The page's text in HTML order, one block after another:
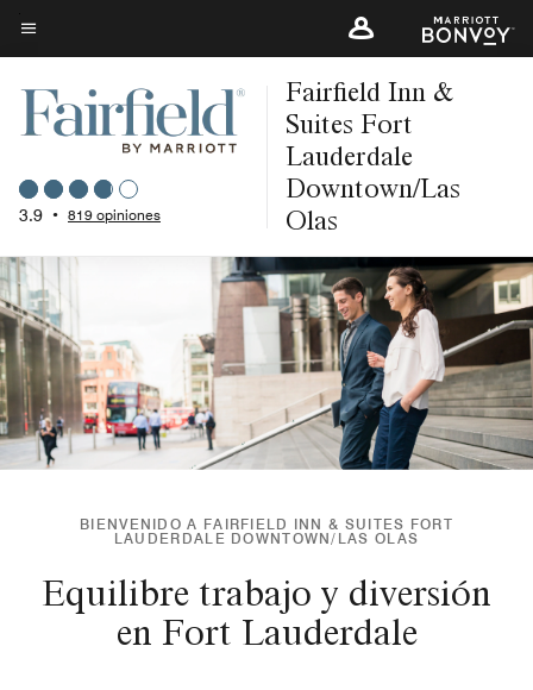
Skip
to
main
content
Texto del menú
3.9 • 819 opiniones
Fairfield Inn &
Suites Fort
Lauderdale
Downtown/Las
Olas
BIENVENIDO A FAIRFIELD INN & SUITES FORT
LAUDERDALE DOWNTOWN/LAS OLAS
Equilibre trabajo y diversión
en Fort Lauderdale